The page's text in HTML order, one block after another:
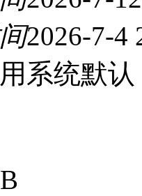
2026-7-4
系统默认